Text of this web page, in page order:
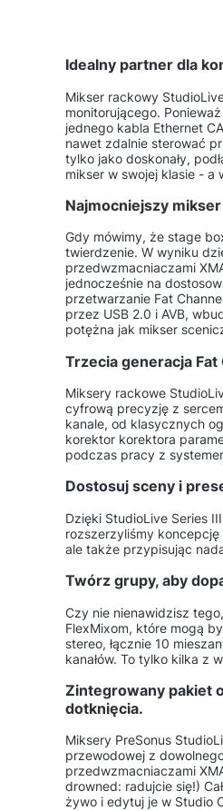
Idealny partner dla
Mikser rackowy
monitorującego.
jednego kabla Ethernet
nawet zdalnie sterować
tylko jako doskonały,
mikser w swojej klasie - a
Najmocniejszy
Gdy mówimy, że stage
twierdzenie. W wyniku
przedwzmacniaczami
jednocześnie na
przetwarzanie Fat
przez USB 2.0 i AVB,
potężna jak mikser
Trzecia generacja Fat
Miksery rackowe
cyfrową precyzję z
kanale, od klasycznych
korektor korektora
podczas pracy z
Dostosuj sceny i
Dzięki StudioLive Series
rozszerzyliśmy koncepcję
ale także przypisując
Twórz grupy, aby
Czy nie nienawidzisz
FlexMixom, które mogą
stereo, łącznie 10
kanałów. To tylko kilka z
Zintegrowany pakiet
dotknięcia.
Miksery PreSonus
przewodowej z
przedwzmacniaczami
drowned: radujcie się!)
żywo i edytuj je w Studio